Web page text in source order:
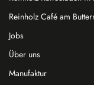
Reinholz Café am
Jobs
Über uns
Manufaktur